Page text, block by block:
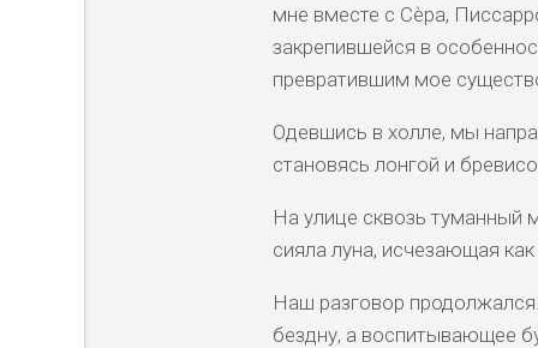
мне вместе с Сѐра,
закрепившейся в
превратившим мое
Одевшись в холле, мы
становясь лонгой и
На улице сквозь туманный
сияла луна, исчезающая
Наш разговор
бездну, а воспитывающее